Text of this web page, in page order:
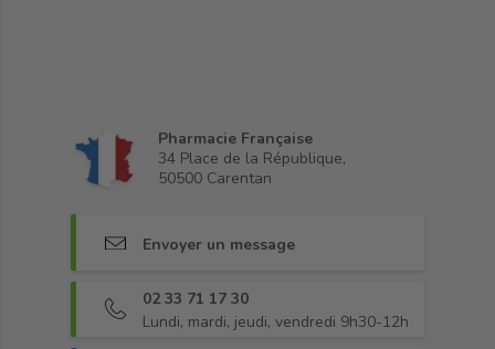
Pharmacie Française
34 Place de la République,
50500 Carentan
Envoyer un message
02 33 71 17 30
Lundi, mardi, jeudi, vendredi 9h30-12h